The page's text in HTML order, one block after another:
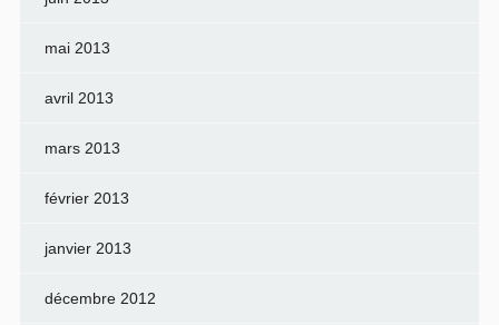
mai 2013
avril 2013
mars 2013
février 2013
janvier 2013
décembre 2012